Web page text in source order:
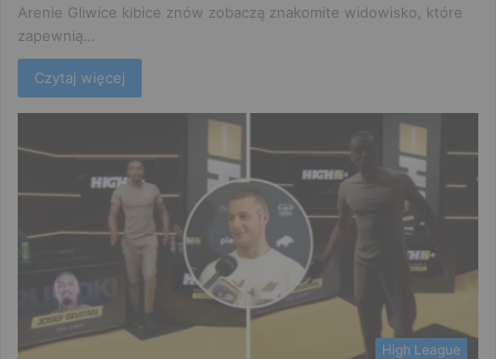
Arenie Gliwice kibice znów zobaczą znakomite widowisko, które
zapewnią…
Czytaj więcej
High League